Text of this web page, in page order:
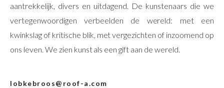
aantrekkelijk, divers en uitdagend. De kunstenaars die we
vertegenwoordigen verbeelden de wereld: met een
kwinkslag of kritische blik, met vergezichten of inzoomend op
ons leven. We zien kunst als een gift aan de wereld.
lobkebroos@roof-a.com